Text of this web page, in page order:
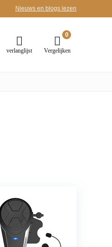
Nieuws en blogs lezen
verlanglijst
0
Vergelijken